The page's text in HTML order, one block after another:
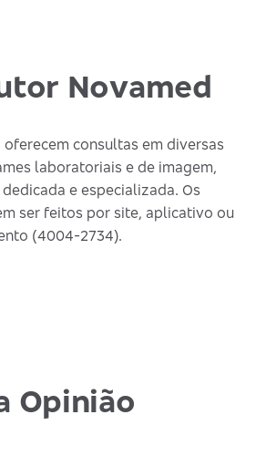
Novamed
consultas em diversas
laboratoriais e de imagem,
e especializada. Os
ser feitos por site, aplicativo ou
(4004-2734).
Opinião